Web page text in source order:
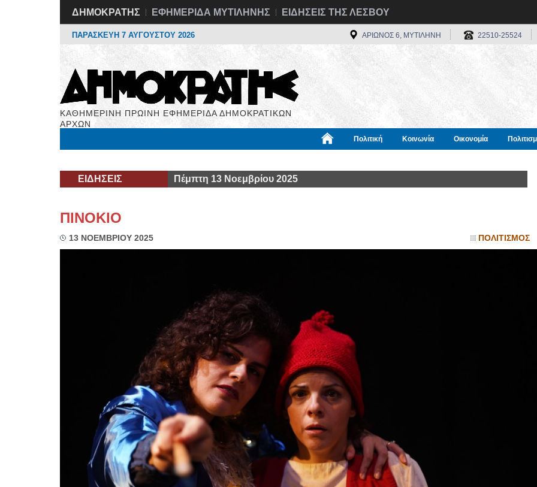
ΔΗΜΟΚΡΑΤΗΣ ΕΦΗΜΕΡΙΔΑ ΜΥΤΙΛΗΝΗΣ ΕΙΔΗΣΕΙΣ ΤΗΣ ΛΕΣΒΟΥ
ΠΑΡΑΣΚΕΥΗ 7 ΑΥΓΟΥΣΤΟΥ 2026 ΑΡΙΩΝΟΣ 6, ΜΥΤΙΛΗΝΗ 22510-25524
ΚΑΘΗΜΕΡΙΝΗ ΠΡΩΙΝΗ ΕΦΗΜΕΡΙΔΑ ΔΗΜΟΚΡΑΤΙΚΩΝ
ΑΡΧΩΝ
Πολιτική Κοινωνία Οικονομία
ΕΙΔΗΣΕΙΣ Πέμπτη 13 Νοεμβρίου 2025
ΠΙΝΟΚΙΟ
13 ΝΟΕΜΒΡΙΟΥ 2025 ΠΟΛΙΤΙΣΜΟΣ